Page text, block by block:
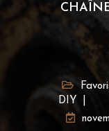
DIY